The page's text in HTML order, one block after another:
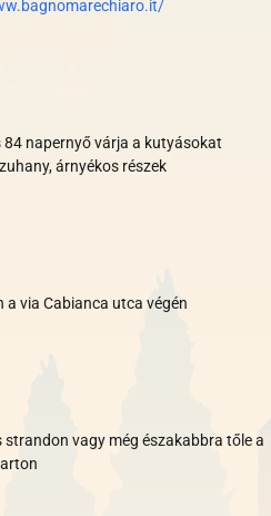
84 napernyő várja a kutyásokat
árnyékos részek
via Cabianca utca végén
vagy még északabbra tőle a